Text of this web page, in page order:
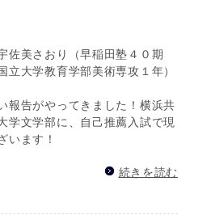
佐美さおり（早稲田塾４０期
立大学教育学部美術専攻１年）
報告がやってきました！横浜共
学文学部に、自己推薦入試で現
います！
続きを読む